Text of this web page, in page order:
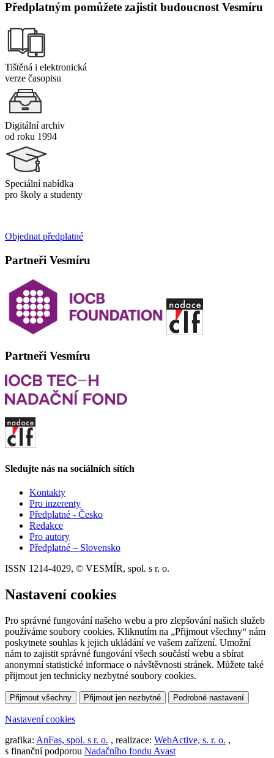
Předplatným pomůžete zajistit budoucnost Vesmíru
Tištěná i elektronická
verze časopisu
Digitální archiv
od roku 1994
Speciální nabídka
pro školy a studenty
Objednat předplatné
Partneři Vesmíru
Partneři Vesmíru
Sledujte nás na sociálních sítích
Kontakty
Pro inzerenty
Předplatné - Česko
Redakce
Pro autory
Předplatné – Slovensko
ISSN 1214-4029, © VESMÍR, spol. s r. o.
Nastavení cookies
Pro správné fungování našeho webu a pro zlepšování našich služeb
používáme soubory cookies. Kliknutím na „Přijmout všechny“ nám
poskytnete souhlas k jejich ukládání ve vašem zařízení. Umožní
nám to zajistit správné fungování všech součástí webu a sbírat
anonymní statistické informace o návštěvnosti stránek. Můžete také
přijmout jen technicky nezbytné soubory cookies.
Přijmout všechny Přijmout jen nezbytné Podrobné nastavení
Nastavení cookies
grafika: AnFas, spol. s r. o. , realizace: WebActive, s. r. o. ,
s finanční podporou Nadačního fondu Avast